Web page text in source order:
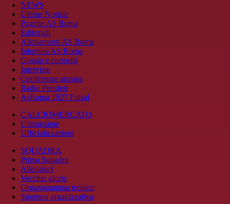
NEWS
Ultime Notizie
Pagelle AS Roma
Editoriali
Allenamenti AS Roma
Infortuni AS Roma
Gossip e curiosità
Interviste
Conferenze stampa
Radio Pensieri
AsRoma 1927 Futsal
CALCIOMERCATO
Ultimissime
Ufficializzazioni
SQUADRA
Prima Squadra
Allenatori
Vecchie glorie
Organigramma tecnico
Struttura organizzativa